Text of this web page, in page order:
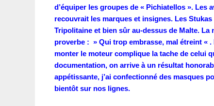
d’équiper les groupes de « Pichiatellos ».
recouvrait les marques et insignes. Les
Tripolitaine et bien sûr au-dessus de Malte.
proverbe : » Qui trop embrasse, mal étreint «
monter le moteur complique la tache de celui
documentation, on arrive à un résultat
appétissante, j’ai confectionné des masques
bientôt sur nos lignes.